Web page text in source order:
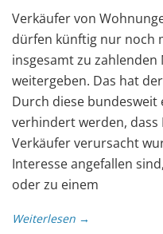
Verkäufer von
dürfen künftig nur noch
insgesamt zu
weitergeben. Das hat
Durch diese
verhindert werden, dass
Verkäufer verursacht
Interesse angefallen
oder zu einem
Weiterlesen →